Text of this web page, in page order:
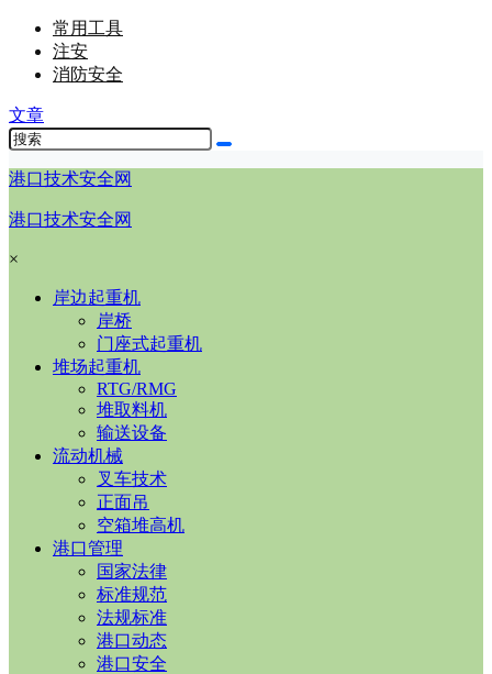
常用工具
注安
消防安全
文章
港口技术安全网
港口技术安全网
×
岸边起重机
岸桥
门座式起重机
堆场起重机
RTG/RMG
堆取料机
输送设备
流动机械
叉车技术
正面吊
空箱堆高机
港口管理
国家法律
标准规范
法规标准
港口动态
港口安全